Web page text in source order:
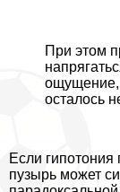
При этом
ощущение,
осталось
Если
пузырь может